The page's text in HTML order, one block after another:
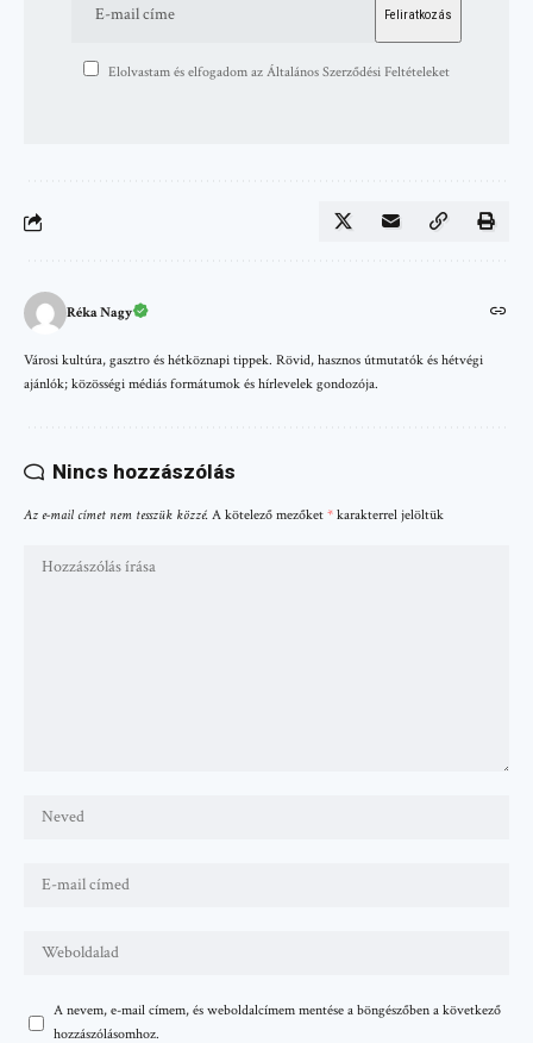
Elolvastam és elfogadom az Általános Szerződési Feltételeket
Réka Nagy
Városi kultúra, gasztro és hétköznapi tippek. Rövid, hasznos útmutatók és hétvégi
ajánlók; közösségi médiás formátumok és hírlevelek gondozója.
Nincs hozzászólás
Az e-mail címet nem tesszük közzé. A kötelező mezőket * karakterrel jelöltük
A nevem, e-mail címem, és weboldalcímem mentése a böngészőben a következő
hozzászólásomhoz.